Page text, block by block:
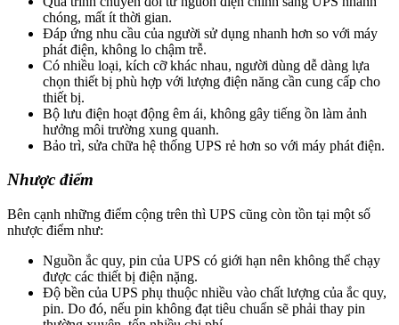
chóng, mất ít thời gian.
Đáp ứng nhu cầu của người sử dụng nhanh hơn so với máy
phát điện, không lo chậm trễ.
Có nhiều loại, kích cỡ khác nhau, người dùng dễ dàng lựa
chọn thiết bị phù hợp với lượng điện năng cần cung cấp cho
thiết bị.
Bộ lưu điện hoạt động êm ái, không gây tiếng ồn làm ảnh
hưởng môi trường xung quanh.
Bảo trì, sửa chữa hệ thống UPS rẻ hơn so với máy phát điện.
Nhược điểm
Bên cạnh những điểm cộng trên thì UPS cũng còn tồn tại một số
nhược điểm như:
Nguồn ắc quy, pin của UPS có giới hạn nên không thể chạy
được các thiết bị điện nặng.
Độ bền của UPS phụ thuộc nhiều vào chất lượng của ắc quy,
pin. Do đó, nếu pin không đạt tiêu chuẩn sẽ phải thay pin